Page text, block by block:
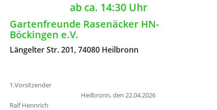
ab ca. 14:30 Uhr
Gartenfreunde Rasenäcker HN-
Böckingen e.V.
Längelter Str. 201, 74080 Heilbronn
1.Vorsitzender
Heilbronn, den 22.04.2026
Ralf Hennrich